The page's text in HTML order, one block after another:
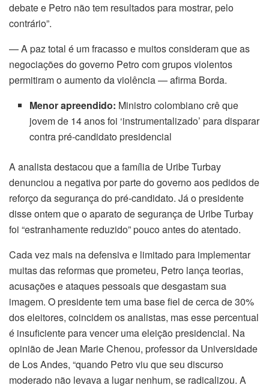
debate e Petro não tem resultados para mostrar, pelo
contrário”.
— A paz total é um fracasso e muitos consideram que as
negociações do governo Petro com grupos violentos
permitiram o aumento da violência — afirma Borda.
Menor apreendido: Ministro colombiano crê que
jovem de 14 anos foi ‘instrumentalizado’ para disparar
contra pré-candidato presidencial
A analista destacou que a família de Uribe Turbay
denunciou a negativa por parte do governo aos pedidos de
reforço da segurança do pré-candidato. Já o presidente
disse ontem que o aparato de segurança de Uribe Turbay
foi “estranhamente reduzido” pouco antes do atentado.
Cada vez mais na defensiva e limitado para implementar
muitas das reformas que prometeu, Petro lança teorias,
acusações e ataques pessoais que desgastam sua
imagem. O presidente tem uma base fiel de cerca de 30%
dos eleitores, coincidem os analistas, mas esse percentual
é insuficiente para vencer uma eleição presidencial. Na
opinião de Jean Marie Chenou, professor da Universidade
de Los Andes, “quando Petro viu que seu discurso
moderado não levava a lugar nenhum, se radicalizou. A